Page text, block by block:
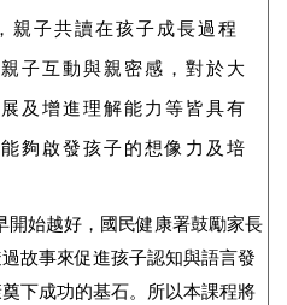
共讀在孩子成長過程
子互動與親密感，對於大
及增進理解能力等皆具有
夠啟發孩子的想像力及培
越好，國民健康署鼓勵家長
故事來促進孩子認知與語言發
下成功的基石。所以本課程將